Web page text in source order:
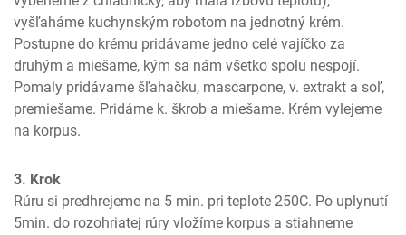
vyšľaháme kuchynským robotom na jednotný krém.
Postupne do krému pridávame jedno celé vajíčko za
druhým a miešame, kým sa nám všetko spolu nespojí.
Pomaly pridávame šľahačku, mascarpone, v. extrakt a soľ,
premiešame. Pridáme k. škrob a miešame. Krém vylejeme
na korpus.
3. Krok
Rúru si predhrejeme na 5 min. pri teplote 250C. Po uplynutí
5min. do rozohriatej rúry vložíme korpus a stiahneme